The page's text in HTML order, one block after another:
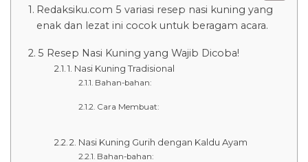
Redaksiku.com 5 variasi resep nasi kuning yang
enak dan lezat ini cocok untuk beragam acara.
5 Resep Nasi Kuning yang Wajib Dicoba!
1. Nasi Kuning Tradisional
Bahan-bahan:
Cara Membuat:
2. Nasi Kuning Gurih dengan Kaldu Ayam
Bahan-bahan: